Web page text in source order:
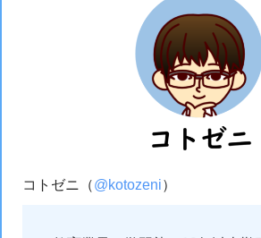
コトゼニ（@kotozeni）